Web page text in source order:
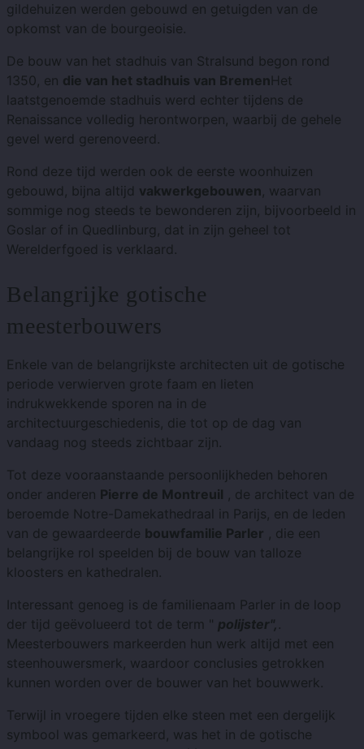
gildehuizen werden gebouwd en getuigden van de
opkomst van de bourgeoisie.
De bouw van het stadhuis van Stralsund begon rond
1350, en die van het stadhuis van BremenHet
laatstgenoemde stadhuis werd echter tijdens de
Renaissance volledig herontworpen, waarbij de gehele
gevel werd gerenoveerd.
Rond deze tijd werden ook de eerste woonhuizen
gebouwd, bijna altijd vakwerkgebouwen, waarvan
sommige nog steeds te bewonderen zijn, bijvoorbeeld in
Goslar of in Quedlinburg, dat in zijn geheel tot
Werelderfgoed is verklaard.
Belangrijke gotische
meesterbouwers
Enkele van de belangrijkste architecten uit de gotische
periode verwierven grote faam en lieten
indrukwekkende sporen na in de
architectuurgeschiedenis, die tot op de dag van
vandaag nog steeds zichtbaar zijn.
Tot deze vooraanstaande persoonlijkheden behoren
onder anderen Pierre de Montreuil , de architect van de
beroemde Notre-Damekathedraal in Parijs, en de leden
van de gewaardeerde bouwfamilie Parler , die een
belangrijke rol speelden bij de bouw van talloze
kloosters en kathedralen.
Interessant genoeg is de familienaam Parler in de loop
der tijd geëvolueerd tot de term " polijster", .
Meesterbouwers markeerden hun werk altijd met een
steenhouwersmerk, waardoor conclusies getrokken
kunnen worden over de bouwer van het bouwwerk.
Terwijl in vroegere tijden elke steen met een dergelijk
symbool was gemarkeerd, was het in de gotische